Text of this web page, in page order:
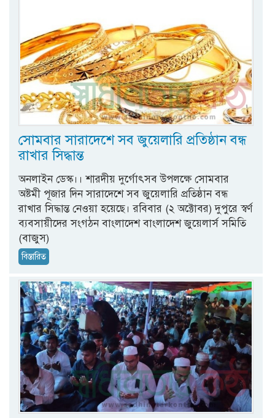
সোমবার সারাদেশে সব জুয়েলারি প্রতিষ্ঠান বন্ধ
রাখার সিদ্ধান্ত
অনলাইন ডেস্ক।। শারদীয় দুর্গোৎসব উপলক্ষে সোমবার
অষ্টমী পূজার দিন সারাদেশে সব জুয়েলারি প্রতিষ্ঠান বন্ধ
রাখার সিদ্ধান্ত নেওয়া হয়েছে। রবিবার (২ অক্টোবর) দুপুরে স্বর্ণ
ব্যবসায়ীদের সংগঠন বাংলাদেশ বাংলাদেশ জুয়েলার্স সমিতি
(বাজুস)
বিস্তারিত